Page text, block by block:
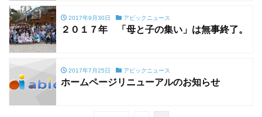
2017年9月30日 アビックニュース
２０１７年 「母と子の集い」は無事終了。
2017年7月25日 アビックニュース
ホームページリニューアルのお知らせ